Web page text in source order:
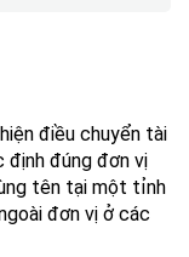
điều chuyển tài
định đúng đơn vị
tên tại một tỉnh
đơn vị ở các